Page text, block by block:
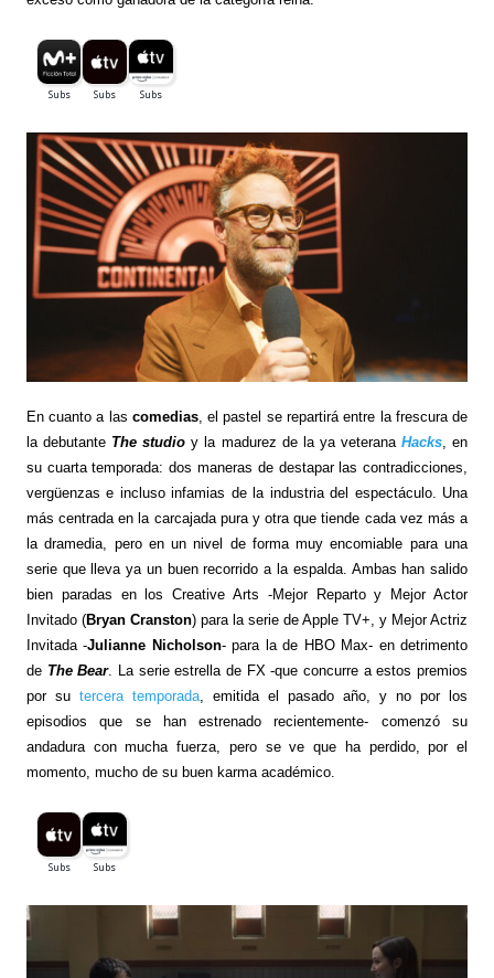
En cuanto a las comedias, el pastel se repartirá entre la frescura de
la debutante The studioy la madurez de la ya veterana Hacks, en
su cuarta temporada: dos maneras de destapar las contradicciones,
vergüenzas e incluso infamias de la industria del espectáculo. Una
más centrada en la carcajada pura y otra que tiende cada vez más a
la dramedia, pero en un nivel de forma muy encomiable para una
serie que lleva ya un buen recorrido a la espalda. Ambas han salido
bien paradas en los Creative Arts -Mejor Reparto y Mejor Actor
Invitado (Bryan Cranston) para la serie de Apple TV+, y Mejor Actriz
Invitada -Julianne Nicholson- para la de HBO Max- en detrimento
de The Bear. La serie estrella de FX -que concurre a estos premios
por su tercera temporada, emitida el pasado año, y no por los
episodios que se han estrenado recientemente- comenzó su
andadura con mucha fuerza, pero se ve que ha perdido, por el
momento, mucho de su buen karma académico.